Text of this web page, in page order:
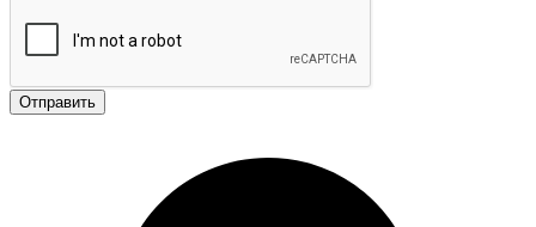
Отправить